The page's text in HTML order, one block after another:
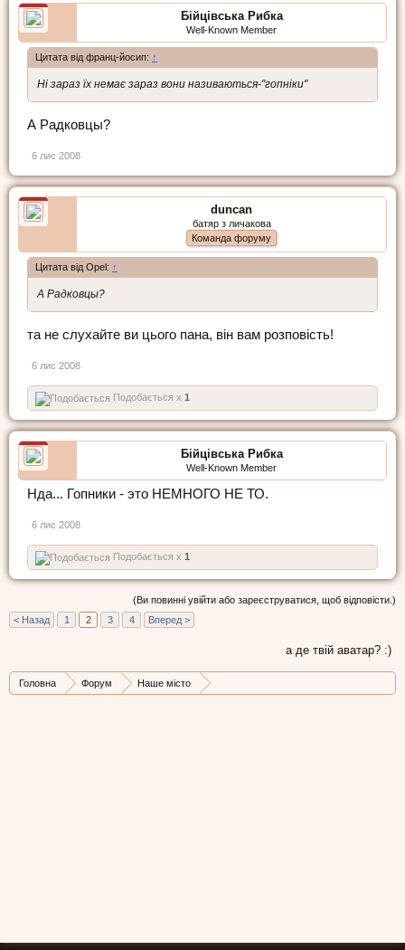
Бійцівська Рибка
Well-Known Member
Цитата від франц-йосип: ↑
Ні зараз їх немає зараз вони називаються-"гопніки"
А Радковцы?
6 лис 2008
duncan
батяр з личакова
Команда форуму
Цитата від Opel: ↑
А Радковцы?
та не слухайте ви цього пана, він вам розповість!
6 лис 2008
Подобається x 1
Бійцівська Рибка
Well-Known Member
Нда... Гопники - это НЕМНОГО НЕ ТО.
6 лис 2008
Подобається x 1
(Ви повинні увійти або зареєструватися, щоб відповісти.)
< Назад
1 2 3 4 Вперед >
а де твій аватар? :)
Головна Форум
Наше місто